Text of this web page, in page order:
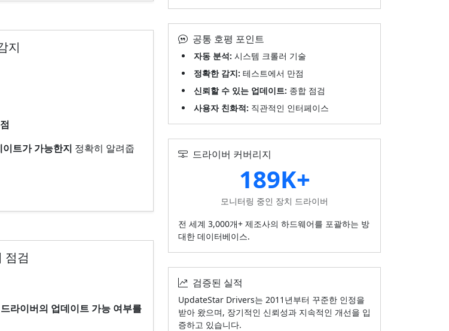
지
트가 가능한지 정확히 알려줍
점검
라이버의 업데이트 가능 여부를
공통 호평 포인트
자동 분석: 시스템 크롤러 기술
정확한 감지: 테스트에서 만점
신뢰할 수 있는 업데이트: 종합 점검
사용자 친화적: 직관적인 인터페이스
드라이버 커버리지
189K+
모니터링 중인 장치 드라이버
전 세계 3,000개+ 제조사의 하드웨어를 포괄하는 방
대한 데이터베이스.
검증된 실적
UpdateStar Drivers는 2011년부터 꾸준한 인정을
받아 왔으며, 장기적인 신뢰성과 지속적인 개선을 입
증하고 있습니다.